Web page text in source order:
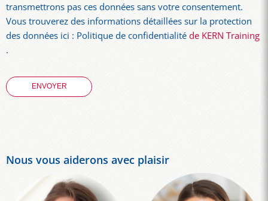
transmettrons pas ces données sans votre consentement.
Vous trouverez des informations détaillées sur la protection
des données ici : Politique de confidentialitéde KERN Training
.
Nous vous aiderons avec plaisir